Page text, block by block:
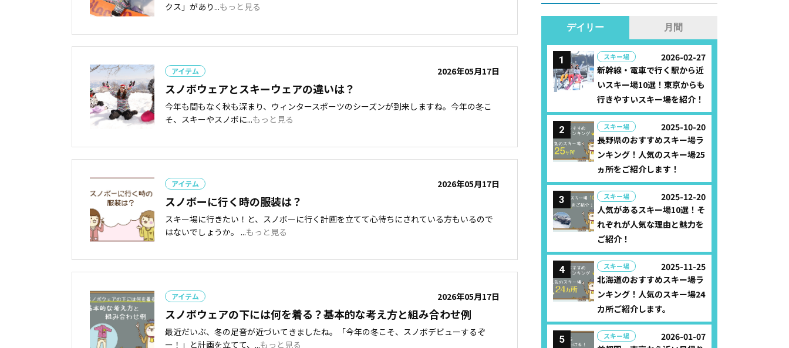
クス」があり...もっと見る
アイテム 2026年05月17日
スノボウェアとスキーウェアの違いは？
今年も間もなく秋も深まり、ウィンタースポーツのシーズンが到来しますね。今年の冬こ
そ、スキーやスノボに...もっと見る
アイテム 2026年05月17日
スノボーに行く時の服装は？
スキー場に行きたい！と、スノボーに行く計画を立てて心待ちにされている方もいるので
はないでしょうか。 ...もっと見る
アイテム 2026年05月17日
スノボウェアの下には何を着る？基本的な考え方と組み合わせ例
最近だいぶ、冬の足音が近づいてきましたね。「今年の冬こそ、スノボデビューするぞ
ー！」と計画を立てて、...もっと見る
デイリー 月間
スキー場
2026-02-27
新幹線・電車で行く駅から近
いスキー場10選！東京からも
行きやすいスキー場を紹介！
スキー場
2025-10-20
長野県のおすすめスキー場ラ
ンキング！人気のスキー場25
ヵ所をご紹介します！
スキー場
2025-12-20
人気があるスキー場10選！そ
れぞれが人気な理由と魅力を
ご紹介！
スキー場
2025-11-25
北海道のおすすめスキー場ラ
ンキング！人気のスキー場24
カ所ご紹介します。
スキー場
2026-01-07